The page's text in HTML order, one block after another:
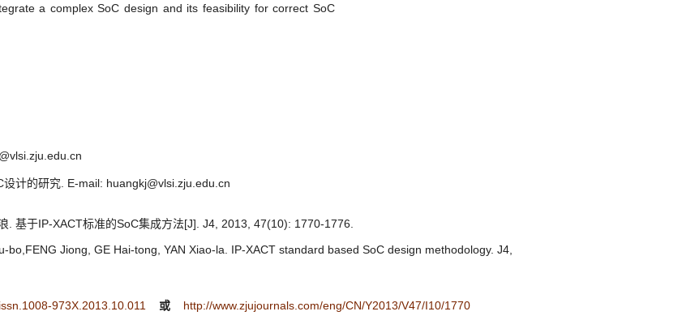
a complex SoC design and its feasibility for correct SoC
计的研究. E-mail: huangkj@vlsi.zju.edu.cn
. 基于IP-XACT标准的SoC集成方法[J]. J4, 2013, 47(10): 1770-1776.
bo,FENG Jiong, GE Hai-tong, YAN Xiao-la. IP-XACT standard based SoC design methodology. J4,
973X.2013.10.011
或 http://www.zjujournals.com/eng/CN/Y2013/V47/I10/1770